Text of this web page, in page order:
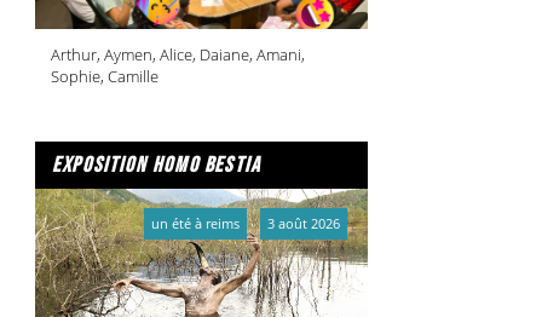
Arthur, Aymen, Alice, Daiane, Amani,
Sophie, Camille
exposition homo bestia
un été à reims 3 août 2026